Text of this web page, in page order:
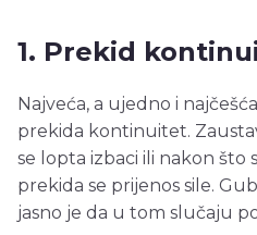
1. Prekid
Najveća, a ujedno i
prekida kontinuitet.
se lopta izbaci ili nakon što
prekida se prijenos sile.
jasno je da u tom slučaju